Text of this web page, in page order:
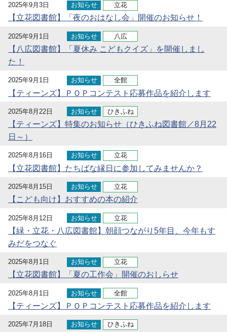
2025年9月3日 お知らせ 立花
【立花図書館】「夜のおはなし会」開催のお知らせ！
2025年9月1日 お知らせ 八広
【八広図書館】「夏休み こどもクイズ」を開催しまし
た！
2025年9月1日 お知らせ 全館
【ティーンズ】ＰＯＰコンテスト応募作品を紹介します
2025年8月22日 お知らせ ひきふね
【ティーンズ】特集のお知らせ（ひきふね図書館／8月22
日～）
2025年8月16日 お知らせ 立花
【立花図書館】たちばな縁日に参加してみませんか？
2025年8月15日 お知らせ 立花
【こども向け】おすすめの本の紹介
2025年8月12日 お知らせ 立花
【緑・立花・八広図書館】朝顔つながり5年目、今年もす
みだをつなぐ
2025年8月1日 お知らせ 立花
【立花図書館】「夏の工作会」開催のおしらせ
2025年8月1日 お知らせ 全館
【ティーンズ】ＰＯＰコンテスト応募作品を紹介します
2025年7月18日 お知らせ ひきふね